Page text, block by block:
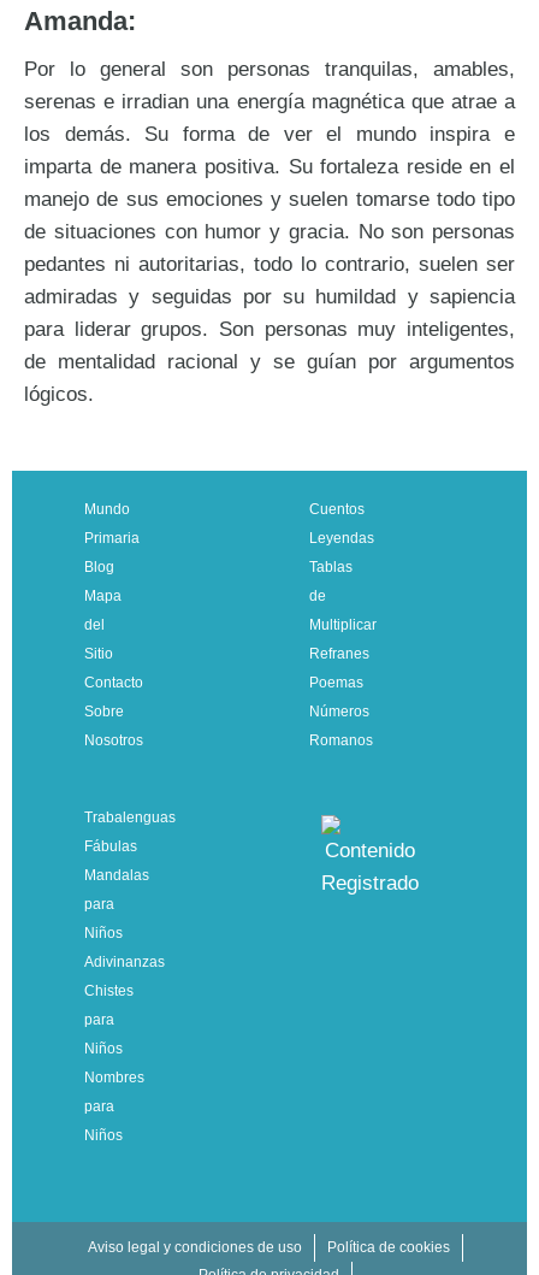
Amanda:
Por lo general son personas tranquilas, amables,
serenas e irradian una energía magnética que atrae a
los demás. Su forma de ver el mundo inspira e
imparta de manera positiva. Su fortaleza reside en el
manejo de sus emociones y suelen tomarse todo tipo
de situaciones con humor y gracia. No son personas
pedantes ni autoritarias, todo lo contrario, suelen ser
admiradas y seguidas por su humildad y sapiencia
para liderar grupos. Son personas muy inteligentes,
de mentalidad racional y se guían por argumentos
lógicos.
Mundo
Primaria
Blog
Mapa
del
Sitio
Contacto
Sobre
Nosotros
Cuentos
Leyendas
Tablas
de
Multiplicar
Refranes
Poemas
Números
Romanos
Trabalenguas
Fábulas
Mandalas
para
Niños
Adivinanzas
Chistes
para
Niños
Nombres
para
Niños
Aviso legal y condiciones de uso
Política de cookies